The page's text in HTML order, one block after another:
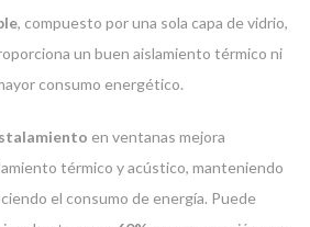
, compuesto por una sola capa de vidrio,
un buen aislamiento térmico ni
consumo energético.
en ventanas mejora
térmico y acústico, manteniendo
el consumo de energía. Puede